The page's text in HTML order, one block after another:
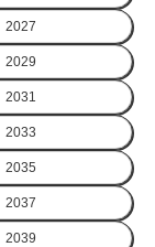
2027
2029
2031
2033
2035
2037
2039